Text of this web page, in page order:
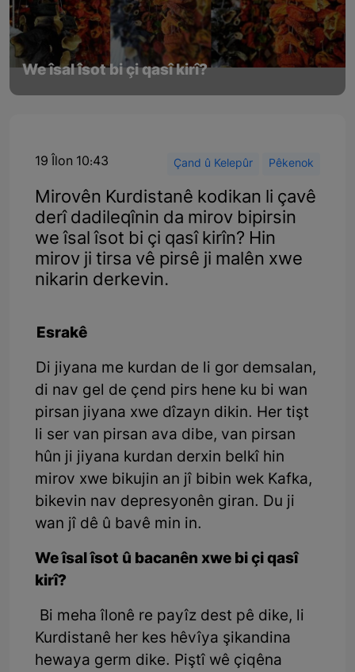
We îsal îsot bi çi qasî kirî?
19 Îlon 10:43 Çand û Kelepûr Pêkenok
Mirovên Kurdistanê kodikan li çavê
derî dadileqînin da mirov bipirsin
we îsal îsot bi çi qasî kirîn? Hin
mirov ji tirsa vê pirsê ji malên xwe
nikarin derkevin.
Esrakê
Di jiyana me kurdan de li gor demsalan,
di nav gel de çend pirs hene ku bi wan
pirsan jiyana xwe dîzayn dikin. Her tişt
li ser van pirsan ava dibe, van pirsan
hûn ji jiyana kurdan derxin belkî hin
mirov xwe bikujin an jî bibin wek Kafka,
bikevin nav depresyonên giran. Du ji
wan jî dê û bavê min in.
We îsal îsot û bacanên xwe bi çi qasî
kirî?
Bi meha îlonê re payîz dest pê dike, li
Kurdistanê her kes hêvîya şikandina
hewaya germ dike. Piştî wê çiqêna